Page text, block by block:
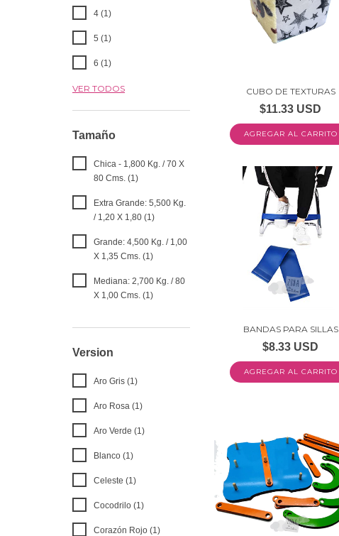
4 (1)
5 (1)
6 (1)
VER TODOS
Tamaño
Chica - 1,800 Kg. / 70 X
80 Cms. (1)
Extra Grande: 5,500 Kg.
/ 1,20 X 1,80 (1)
Grande: 4,500 Kg. / 1,00
X 1,35 Cms. (1)
Mediana: 2,700 Kg. / 80
X 1,00 Cms. (1)
Version
Aro Gris (1)
Aro Rosa (1)
Aro Verde (1)
Blanco (1)
Celeste (1)
Cocodrilo (1)
Corazón Rojo (1)
CUBO DE TEXTURAS
$11.33 USD
BANDAS PARA SILLAS
$8.33 USD